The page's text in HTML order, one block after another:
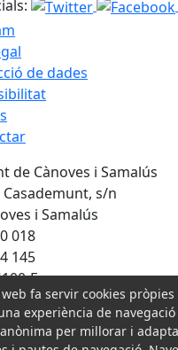
de dades
de Cànoves i Samalús
Casademunt, s/n
i Samalús
018
145
F
de:
fa servir cookies
experiència de
per millorar i